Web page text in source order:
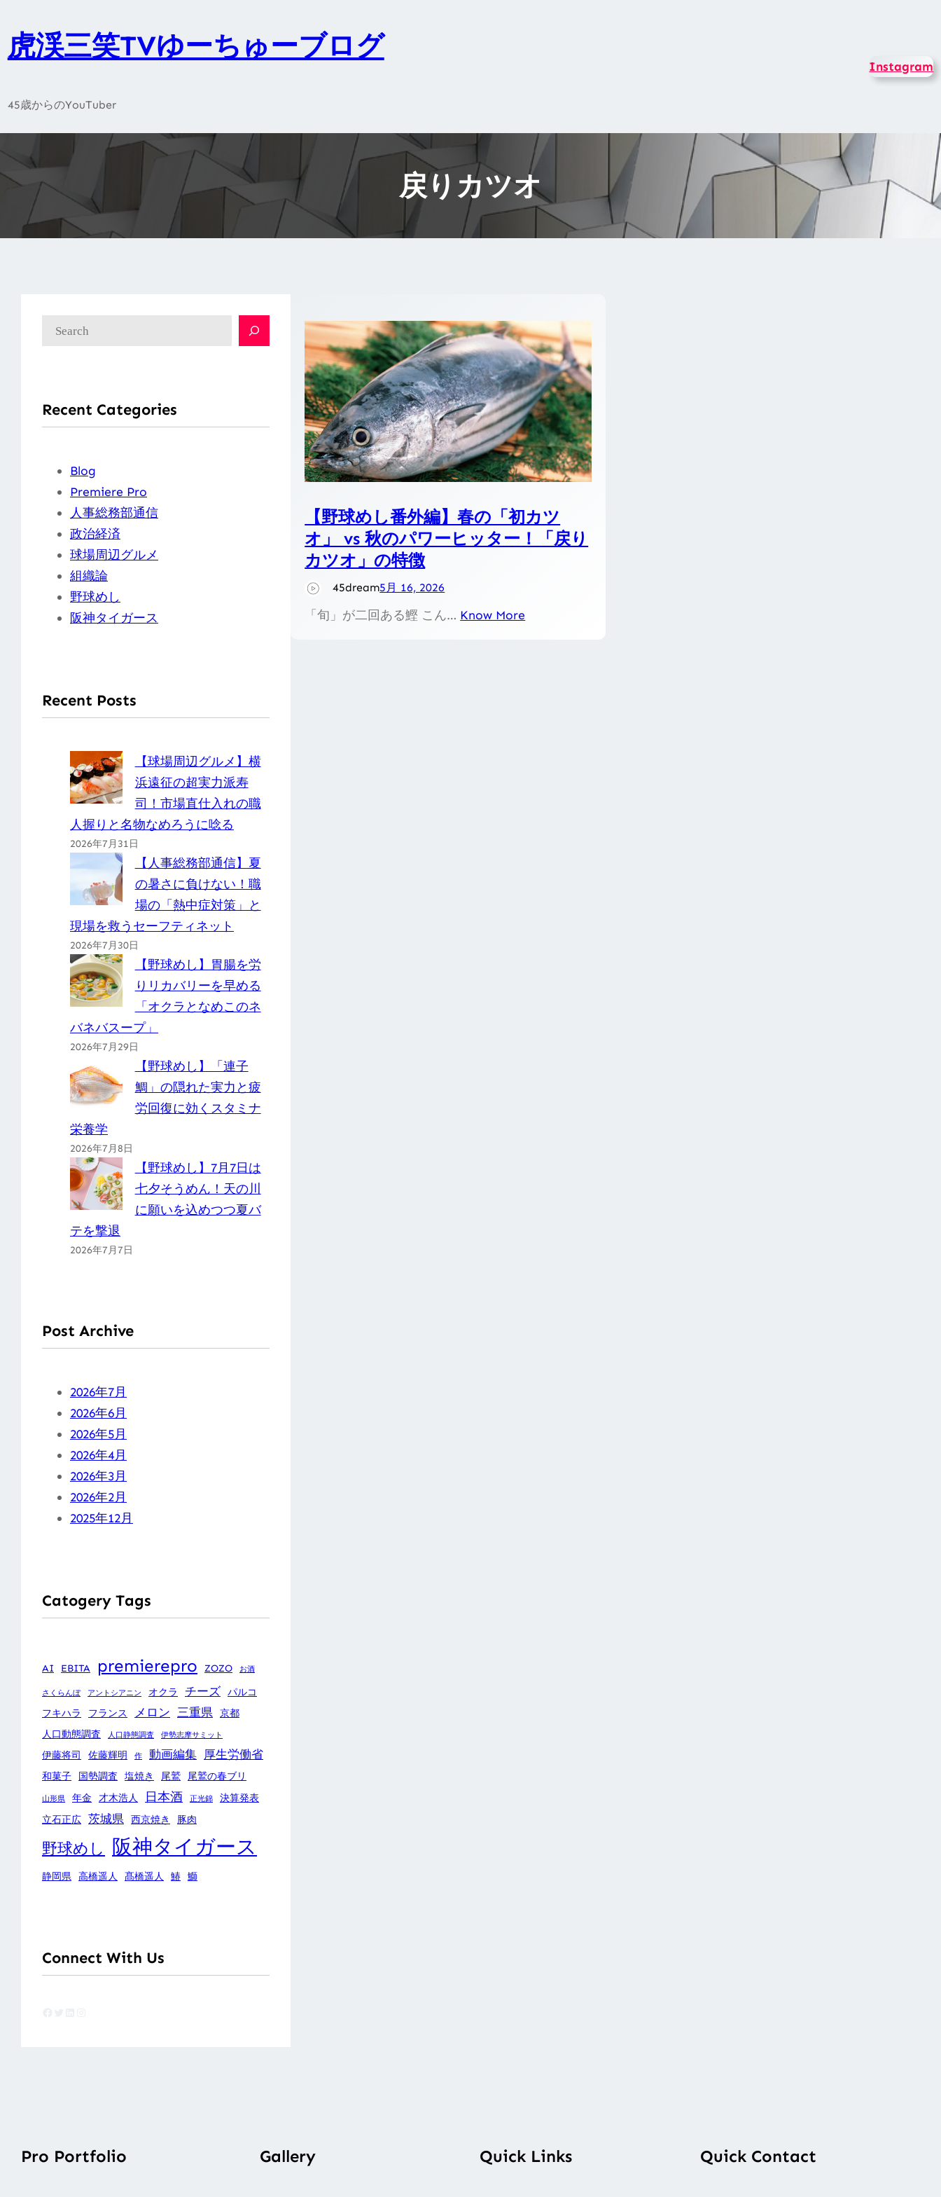
を
プ
虎渓三笑TVゆーちゅーブログ
45歳からのYouTuber
Instagram
戻りカツオ
Recent Categories
Blog
Premiere Pro
人事総務部通信
政治経済
球場周辺グルメ
組織論
野球めし
阪神タイガース
Recent Posts
【球場周辺グルメ】横
浜遠征の超実力派寿
司！市場直仕入れの職
人握りと名物なめろうに唸る
2026年7月31日
【人事総務部通信】夏
の暑さに負けない！職
場の「熱中症対策」と
現場を救うセーフティネット
2026年7月30日
【野球めし】胃腸を労
りリカバリーを早める
「オクラとなめこのネ
バネバスープ」
2026年7月29日
【野球めし】「連子
鯛」の隠れた実力と疲
労回復に効くスタミナ
栄養学
2026年7月8日
【野球めし】7月7日は
七夕そうめん！天の川
に願いを込めつつ夏バ
テを撃退
2026年7月7日
Post Archive
2026年7月
2026年6月
2026年5月
2026年4月
2026年3月
2026年2月
2025年12月
Catogery Tags
AI EBITA premierepro ZOZO お酒
さくらんぼ アントシアニン オクラ チーズ パルコ
フキハラ
フランス メロン 三重県
京都
人口動態調査
人口静態調査 伊勢志摩サミット
伊藤将司 佐藤輝明 作 動画編集 厚生労働省
和菓子 国勢調査 塩焼き 尾鷲 尾鷲の春ブリ
山形県 年金 才木浩人 日本酒 正光錦
決算発表
立石正広 茨城県 西京焼き 豚肉
野球めし 阪神タイガース
静岡県 高橋遥人 髙橋遥人 鰆 鰤
Connect With Us
【野球めし番外編】春の「初カツ
オ」 vs 秋のパワーヒッター！「戻り
カツオ」の特徴
45dream5月 16, 2026
「旬」が二回ある鰹 こん… Know More
Pro Portfolio Gallery Quick Links Quick Contact